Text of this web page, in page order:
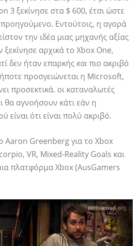
3 ξεκίνησε στα $ 600, έτσι ώστε
προηγούμενο. Εντούτοις, η αγορά
την ιδέα μιας μηχανής αξίας
αρχικά το Xbox One,
δεν ήταν επαρκής και πιο ακριβό
προσγειώνεται η Microsoft,
προσεκτικά. οι καταναλωτές
θα αγνοήσουν κάτι εάν η
είναι ότι είναι πολύ ακριβό.
Aaron Greenberg για το Xbox
VR, Mixed-Reality Goals και
πλατφόρμα Xbox (AusGamers